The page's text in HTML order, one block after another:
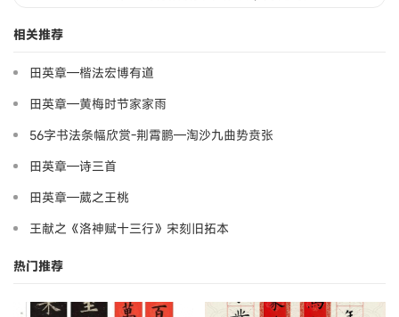
相关推荐
田英章—楷法宏博有道
田英章—黄梅时节家家雨
56字书法条幅欣赏-荆霄鹏—淘沙九曲势贲张
田英章—诗三首
田英章—葳之王桃
王献之《洛神赋十三行》宋刻旧拓本
热门推荐